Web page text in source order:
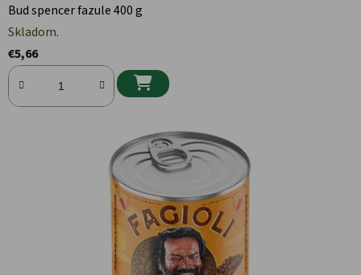
Bud spencer fazule 400 g
Skladom.
€5,66
